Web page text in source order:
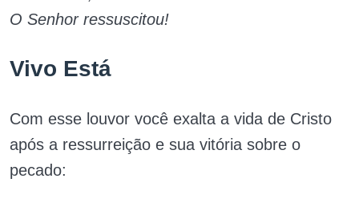
O Senhor ressuscitou!
Vivo Está
Com esse louvor você exalta a vida de Cristo
após a ressurreição e sua vitória sobre o
pecado: